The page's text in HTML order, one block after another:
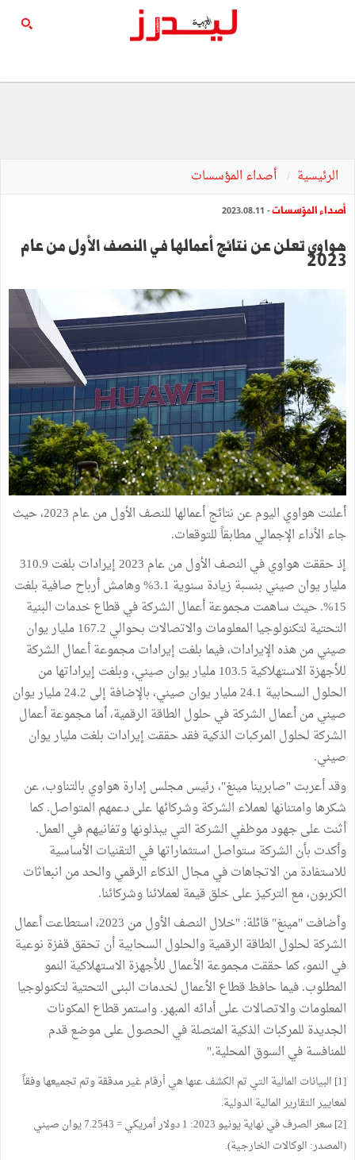
الرئيسية أصداء المؤسسات
أصداء المؤسسات- 2023.08.11
هواوي تعلن عن نتائج أعمالها في النصف الأول من عام
2023
أعلنت هواوي اليوم عن نتائج أعمالها للنصف الأول من عام 2023، حيث
جاء الأداء الإجمالي مطابقاً للتوقعات.
إذ حققت هواوي في النصف الأول من عام 2023 إيرادات بلغت 310.9
مليار يوان صيني بنسبة زيادة سنوية 3.1% وهامش أرباح صافية بلغت
15%. حيث ساهمت مجموعة أعمال الشركة في قطاع خدمات البنية
التحتية لتكنولوجيا المعلومات والاتصالات بحوالي 167.2 مليار يوان
صيني من هذه الإيرادات، فيما بلغت إيرادات مجموعة أعمال الشركة
للأجهزة الاستهلاكية 103.5 مليار يوان صيني، وبلغت إيراداتها من
الحلول السحابية 24.1 مليار يوان صيني، بالإضافة إلى 24.2 مليار يوان
صيني من أعمال الشركة في حلول الطاقة الرقمية، أما مجموعة أعمال
الشركة لحلول المركبات الذكية فقد حققت إيرادات بلغت مليار يوان
صيني.
وقد أعربت "صابرينا مينغ"، رئيس مجلس إدارة هواوي بالتناوب، عن
شكرها وامتنانها لعملاء الشركة وشركائها على دعمهم المتواصل. كما
أثنت على جهود موظفي الشركة التي يبذلونها وتفانيهم في العمل.
وأكدت بأن الشركة ستواصل استثماراتها في التقنيات الأساسية
للاستفادة من الاتجاهات في مجال الذكاء الرقمي والحد من انبعاثات
الكربون، مع التركيز على خلق قيمة لعملائنا وشركائنا.
وأضافت "مينغ" قائلة: "خلال النصف الأول من 2023، استطاعت أعمال
الشركة لحلول الطاقة الرقمية والحلول السحابية أن تحقق قفزة نوعية
في النمو، كما حققت مجموعة الأعمال للأجهزة الاستهلاكية النمو
المطلوب. فيما حافظ قطاع الأعمال لخدمات البنى التحتية لتكنولوجيا
المعلومات والاتصالات على أدائه المبهر. واستمر قطاع المكونات
الجديدة للمركبات الذكية المتصلة في الحصول على موضع قدم
للمنافسة في السوق المحلية."
[1] البيانات المالية التي تم الكشف عنها هي أرقام غير مدققة وتم تجميعها وفقاً
لمعايير التقارير المالية الدولية.
[2] سعر الصرف في نهاية يونيو 2023: 1 دولار أمريكي = 7.2543 يوان صيني
(المصدر: الوكالات الخارجية).